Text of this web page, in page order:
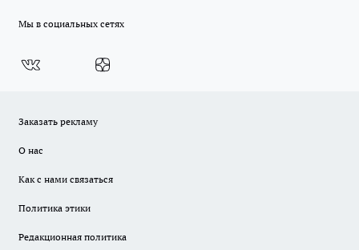
Мы в социальных сетях
Заказать рекламу
О нас
Как с нами связаться
Политика этики
Редакционная политика